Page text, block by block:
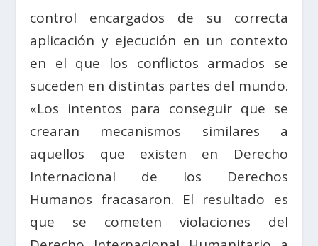
control encargados de su correcta
aplicación y ejecución en un contexto
en el que los conflictos armados se
suceden en distintas partes del mundo.
«Los intentos para conseguir que se
crearan mecanismos similares a
aquellos que existen en Derecho
Internacional de los Derechos
Humanos fracasaron. El resultado es
que se cometen violaciones del